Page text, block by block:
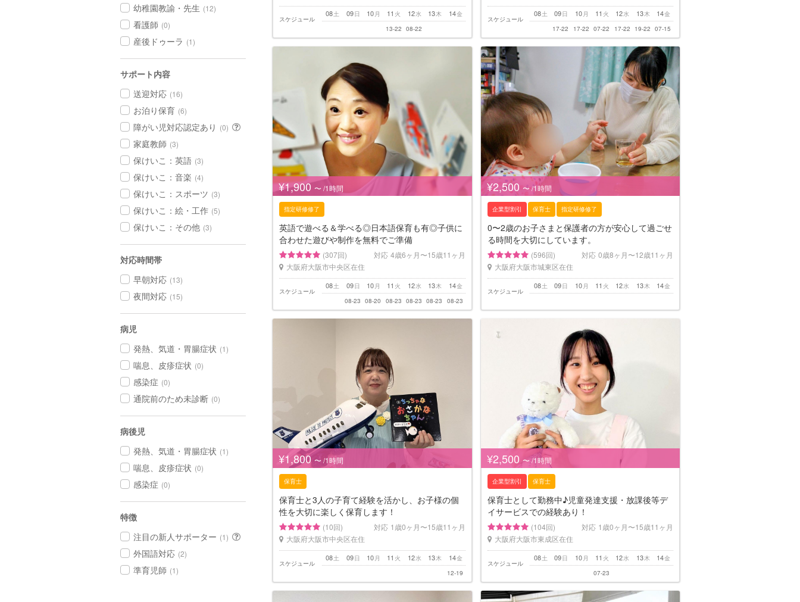
幼稚園教諭・先生 (12)
看護師 (0)
産後ドゥーラ (1)
サポート内容
送迎対応 (16)
お泊り保育 (6)
障がい児対応認定あり (0)
家庭教師 (3)
保けいこ：英語 (3)
保けいこ：音楽 (4)
保けいこ：スポーツ (3)
保けいこ：絵・工作 (5)
保けいこ：その他 (3)
対応時間帯
早朝対応 (13)
夜間対応 (15)
病児
発熱、気道・胃腸症状 (1)
喘息、皮疹症状 (0)
感染症 (0)
通院前のため未診断 (0)
病後児
発熱、気道・胃腸症状 (1)
喘息、皮疹症状 (0)
感染症 (0)
特徴
注目の新人サポーター (1)
外国語対応 (2)
準育児師 (1)
スケジュール
土
08 日
09 月
10 火
11 水
12 木
13 金
14
13-22 08-22
スケジュール
土
08 日
09 月
10 火
11 水
12 木
13 金
14
17-22 17-22 07-22 17-22 19-22 07-15
¥1,900 〜 /1時間
指定研修修了
英語で遊べる＆学べる◎日本語保育も有◎子供に
合わせた遊びや制作を無料でご準備
(307回) 対応 4歳6ヶ月〜15歳11ヶ月
大阪府大阪市中央区在住
スケジュール
土
08 日
09 月
10 火
11 水
12 木
13 金
14
08-23 08-20 08-23 08-23 08-23 08-23
¥2,500 〜 /1時間
企業型割引 保育士 指定研修修了
0〜2歳のお子さまと保護者の方が安心して過ごせ
る時間を大切にしています。
(596回) 対応 0歳8ヶ月〜12歳11ヶ月
大阪府大阪市城東区在住
スケジュール
土
08 日
09 月
10 火
11 水
12 木
13 金
14
¥1,800 〜 /1時間
保育士
保育士と3人の子育て経験を活かし、お子様の個
性を大切に楽しく保育します！
(10回) 対応 1歳0ヶ月〜15歳11ヶ月
大阪府大阪市中央区在住
スケジュール
土
08 日
09 月
10 火
11 水
12 木
13 金
14
12-19
¥2,500 〜 /1時間
企業型割引 保育士
保育士として勤務中♪児童発達支援・放課後等デ
イサービスでの経験あり！
(104回) 対応 1歳0ヶ月〜15歳11ヶ月
大阪府大阪市東成区在住
スケジュール
土
08 日
09 月
10 火
11 水
12 木
13 金
14
07-23